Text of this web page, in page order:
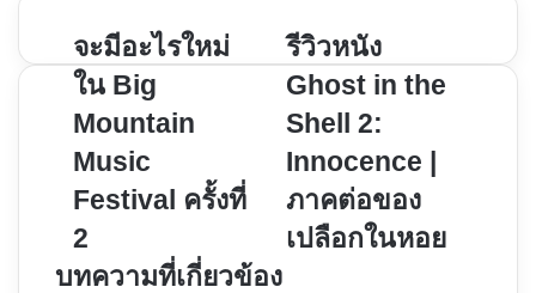
จะ
มี
อะไร
ใหม่
ใน
Big
Music
Festival
จะมีอะไรใหม่
ใน Big
Mountain
Music
Festival ครั้งที่
2
รีวิว
หนัง
Ghost
in
the
Shell
Innocence
รีวิวหนัง
Ghost in the
Shell 2:
Innocence |
ภาคต่อของ
เปลือกในหอย
บทความที่เกี่ยวข้อง